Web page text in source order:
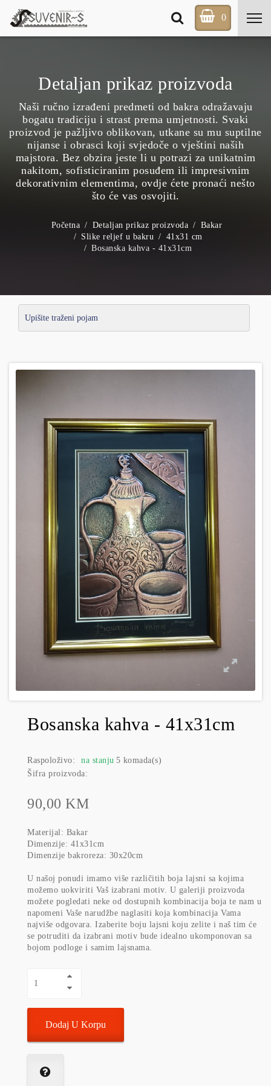
0
Detaljan prikaz proizvoda
Naši ručno izrađeni predmeti od bakra odražavaju
bogatu tradiciju i strast prema umjetnosti. Svaki
proizvod je pažljivo oblikovan, utkane su mu suptilne
nijanse i obrasci koji svjedoče o vještini naših
majstora. Bez obzira jeste li u potrazi za unikatnim
nakitom, sofisticiranim posuđem ili impresivnim
dekorativnim elementima, ovdje ćete pronaći nešto
što će vas osvojiti.
Početna Detaljan prikaz proizvoda
Bakar
Slike reljef u bakru
41x31 cm
Bosanska kahva - 41x31cm
Bosanska kahva - 41x31cm
Raspoloživo: na stanju 5 komada(s)
Šifra proizvoda:
90,00 KM
Materijal: Bakar
Dimenzije: 41x31cm
Dimenzije bakroreza: 30x20cm
U našoj ponudi imamo više različitih boja lajsni sa kojima
možemo uokviriti Vaš izabrani motiv. U galeriji proizvoda
možete pogledati neke od dostupnih kombinacija boja te nam u
napomeni Vaše narudžbe naglasiti koja kombinacija Vama
najviše odgovara. Izaberite boju lajsni koju zelite i naš tim će
se potruditi da izabrani motiv bude idealno ukomponovan sa
bojom podloge i samim lajsnama.
Dodaj U Korpu